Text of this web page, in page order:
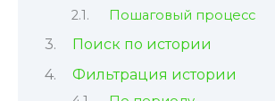
Пошаговый процесс
Поиск по истории
Фильтрация истории